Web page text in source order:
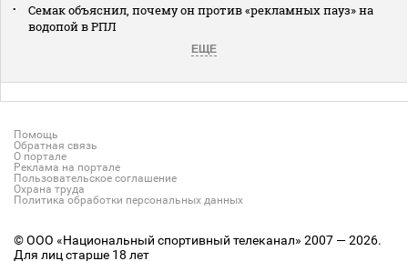
Семак объяснил, почему он против «рекламных пауз» на
водопой в РПЛ
ЕЩЕ
Помощь
Обратная связь
О портале
Реклама на портале
Пользовательское соглашение
Охрана труда
Политика обработки персональных данных
© ООО «Национальный спортивный телеканал» 2007 — 2026.
Для лиц старше 18 лет